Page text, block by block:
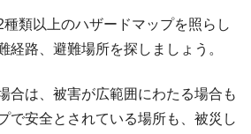
類以上のハザードマップを照らし
経路、避難場所を探しましょう。
合は、被害が広範囲にわたる場合も
で安全とされている場所も、被災し